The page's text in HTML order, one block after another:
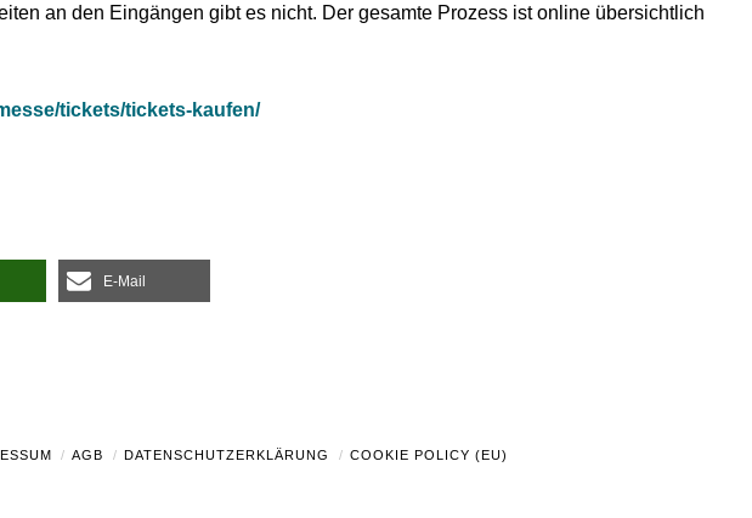
an den Eingängen gibt es nicht. Der gesamte Prozess ist online übersichtlich
tickets/tickets-kaufen/
E-Mail
AGB DATENSCHUTZERKLÄRUNG COOKIE POLICY (EU)